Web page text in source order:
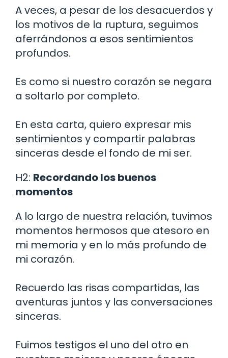
A veces, a pesar de los desacuerdos y
los motivos de la ruptura, seguimos
aferrándonos a esos sentimientos
profundos.
Es como si nuestro corazón se negara
a soltarlo por completo.
En esta carta, quiero expresar mis
sentimientos y compartir palabras
sinceras desde el fondo de mi ser.
H2: Recordando los buenos
momentos
A lo largo de nuestra relación, tuvimos
momentos hermosos que atesoro en
mi memoria y en lo más profundo de
mi corazón.
Recuerdo las risas compartidas, las
aventuras juntos y las conversaciones
sinceras.
Fuimos testigos el uno del otro en